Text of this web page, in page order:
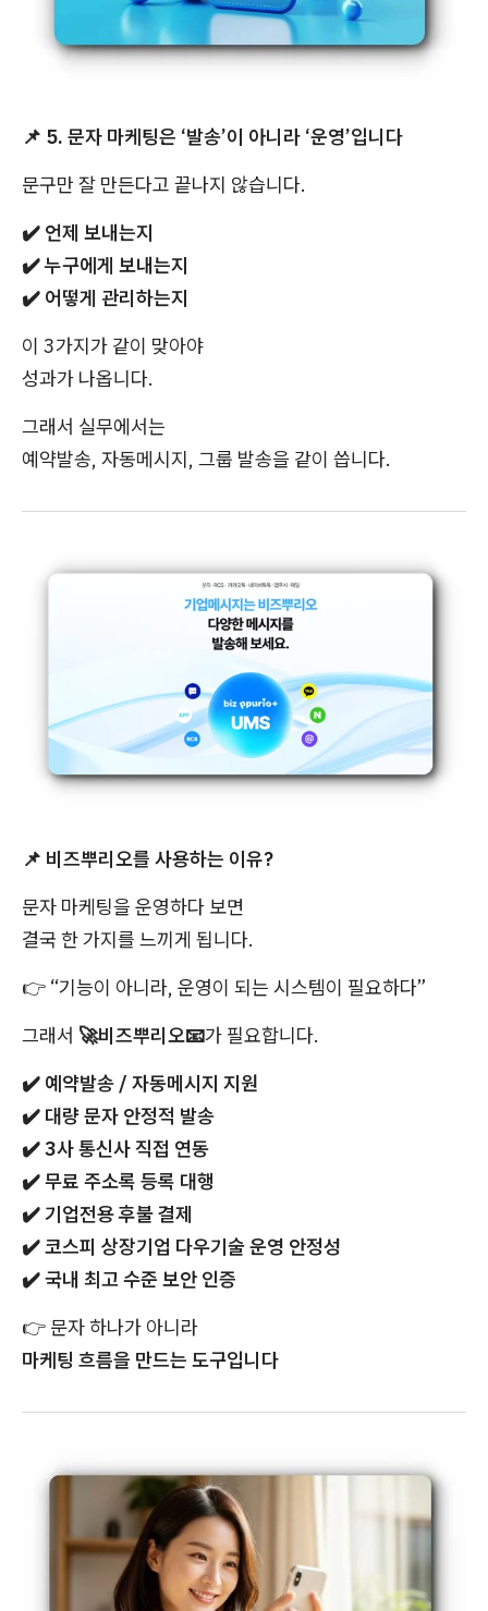
📌 5. 문자 마케팅은 ‘발송’이 아니라 ‘운영’입니다
문구만 잘 만든다고 끝나지 않습니다.
✔️ 언제 보내는지
✔️누구에게 보내는지
✔️ 어떻게 관리하는지
이 3가지가 같이 맞아야
성과가 나옵니다.
그래서 실무에서는
예약발송, 자동메시지, 그룹 발송을 같이 씁니다.
📌 비즈뿌리오를 사용하는 이유?
문자 마케팅을 운영하다 보면
결국 한 가지를 느끼게 됩니다.
👉 “기능이 아니라, 운영이 되는 시스템이 필요하다”
그래서 🚀비즈뿌리오📧가 필요합니다.
✔️ 예약발송 / 자동메시지 지원
✔️ 대량 문자 안정적 발송
✔️3사 통신사 직접 연동
✔️무료 주소록 등록 대행
✔️기업전용 후불 결제
✔️코스피 상장기업 다우기술 운영 안정성
✔️국내 최고 수준 보안 인증
👉 문자 하나가 아니라
마케팅 흐름을 만드는 도구입니다